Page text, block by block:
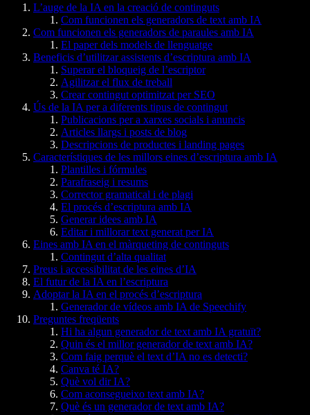
L’auge de la IA en la creació de continguts
Com funcionen els generadors de text amb IA
Com funcionen els generadors de paraules amb IA
El paper dels models de llenguatge
Beneficis d’utilitzar assistents d’escriptura amb IA
Superar el bloqueig de l’escriptor
Agilitzar el flux de treball
Crear contingut optimitzat per SEO
Ús de la IA per a diferents tipus de contingut
Publicacions per a xarxes socials i anuncis
Articles llargs i posts de blog
Descripcions de productes i landing pages
Característiques de les millors eines d’escriptura amb IA
Plantilles i fórmules
Parafraseig i resums
Corrector gramatical i de plagi
El procés d’escriptura amb IA
Generar idees amb IA
Editar i millorar text generat per IA
Eines amb IA en el màrqueting de continguts
Contingut d’alta qualitat
Preus i accessibilitat de les eines d’IA
El futur de la IA en l’escriptura
Adoptar la IA en el procés d’escriptura
Generador de vídeos amb IA de Speechify
Preguntes freqüents
Hi ha algun generador de text amb IA gratuït?
Quin és el millor generador de text amb IA?
Com faig perquè el text d’IA no es detecti?
Canva té IA?
Què vol dir IA?
Com aconsegueixo text amb IA?
Què és un generador de text amb IA?